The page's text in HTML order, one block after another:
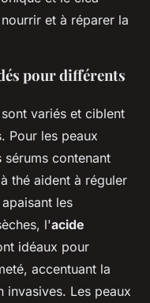
et à réparer la
pour différents
sont variés et ciblent
Pour les peaux
contenant
thé aident à réguler
les
l'acide
idéaux pour
accentuant la
invasives. Les peaux